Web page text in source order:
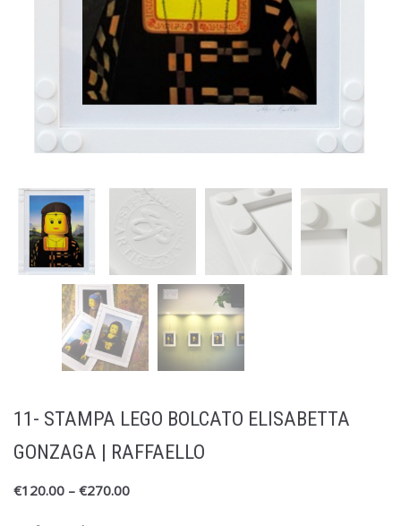
11- STAMPA LEGO BOLCATO ELISABETTA
GONZAGA | RAFFAELLO
€120.00 – €270.00